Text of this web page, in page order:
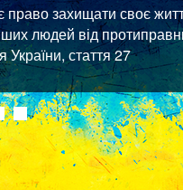
захищати своє
людей від
України, стаття 27